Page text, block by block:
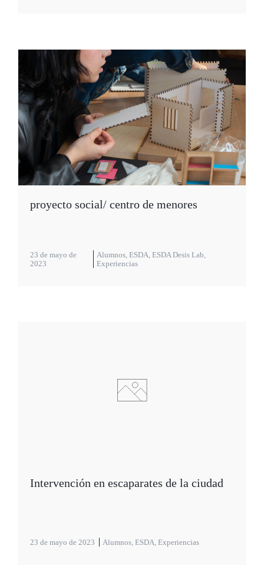
proyecto social/ centro de menores
23 de mayo de
2023
Alumnos, ESDA, ESDA Desis Lab,
Experiencias
Intervención en escaparates de la ciudad
23 de mayo de 2023 Alumnos, ESDA, Experiencias